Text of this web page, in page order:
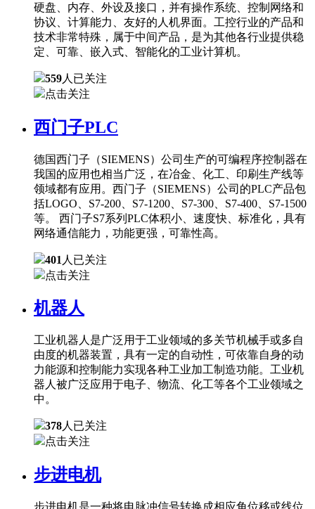
硬盘、内存、外设及接口，并有操作系统、控制网络和
协议、计算能力、友好的人机界面。工控行业的产品和
技术非常特殊，属于中间产品，是为其他各行业提供稳
定、可靠、嵌入式、智能化的工业计算机。
559人已关注
点击关注
西门子PLC
德国西门子（SIEMENS）公司生产的可编程序控制器在
我国的应用也相当广泛，在冶金、化工、印刷生产线等
领域都有应用。西门子（SIEMENS）公司的PLC产品包
括LOGO、S7-200、S7-1200、S7-300、S7-400、S7-1500
等。 西门子S7系列PLC体积小、速度快、标准化，具有
网络通信能力，功能更强，可靠性高。
401 人已关注
点击关注
机器人
工业机器人是广泛用于工业领域的多关节机械手或多自
由度的机器装置，具有一定的自动性，可依靠自身的动
力能源和控制能力实现各种工业加工制造功能。工业机
器人被广泛应用于电子、物流、化工等各个工业领域之
中。
378人已关注
点击关注
步进电机